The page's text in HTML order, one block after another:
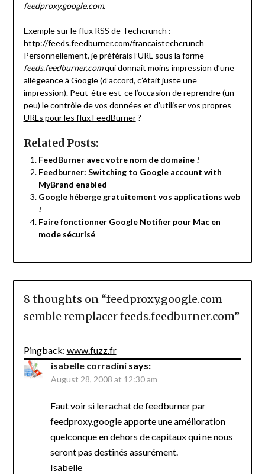
feedproxy.google.com.
Exemple sur le flux RSS de Techcrunch :
http://feeds.feedburner.com/francaistechcrunch
Personnellement, je préférais l’URL sous la forme
feeds.feedburner.comqui donnait moins impression d’une
allégeance à Google (d’accord, c’était juste une
impression). Peut-être est-ce l’occasion de reprendre (un
peu) le contrôle de vos données et d’utiliser vos propres
URLs pour les flux FeedBurner?
Related Posts:
FeedBurner avec votre nom de domaine !
Feedburner: Switching to Google account with
MyBrand enabled
Google héberge gratuitement vos applications web
!
Faire fonctionner Google Notifier pour Mac en
mode sécurisé
8 thoughts on “feedproxy.google.com
semble remplacer feeds.feedburner.com”
Pingback: www.fuzz.fr
isabelle corradini says:
August 28, 2008 at 12:30 am
Faut voir si le rachat de feedburner par
feedproxy.google apporte une amélioration
quelconque en dehors de capitaux qui ne nous
seront pas destinés assurément.
Isabelle